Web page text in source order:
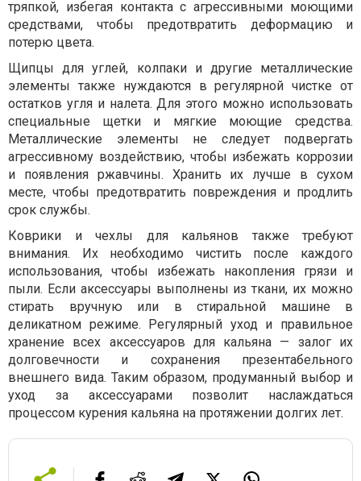
тряпкой, избегая контакта с агрессивными моющими
средствами, чтобы предотвратить деформацию и
потерю цвета.
Щипцы для углей, колпаки и другие металлические
элементы также нуждаются в регулярной чистке от
остатков угля и налета. Для этого можно использовать
специальные щетки и мягкие моющие средства.
Металлические элементы не следует подвергать
агрессивному воздействию, чтобы избежать коррозии
и появления ржавчины. Хранить их лучше в сухом
месте, чтобы предотвратить повреждения и продлить
срок службы.
Коврики и чехлы для кальянов также требуют
внимания. Их необходимо чистить после каждого
использования, чтобы избежать накопления грязи и
пыли. Если аксессуары выполнены из ткани, их можно
стирать вручную или в стиральной машине в
деликатном режиме. Регулярный уход и правильное
хранение всех аксессуаров для кальяна — залог их
долговечности и сохранения презентабельного
внешнего вида. Таким образом, продуманный выбор и
уход за аксессуарами позволит наслаждаться
процессом курения кальяна на протяжении долгих лет.